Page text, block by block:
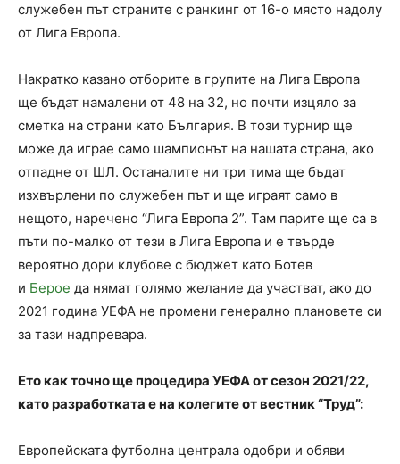
служебен път страните с ранкинг от 16-о място надолу
от Лига Европа.
Накратко казано отборите в групите на Лига Европа
ще бъдат намалени от 48 на 32, но почти изцяло за
сметка на страни като България. В този турнир ще
може да играе само шампионът на нашата страна, ако
отпадне от ШЛ. Останалите ни три тима ще бъдат
изхвърлени по служебен път и ще играят само в
нещото, наречено “Лига Европа 2”. Там парите ще са в
пъти по-малко от тези в Лига Европа и е твърде
вероятно дори клубове с бюджет като Ботев
и Берое да нямат голямо желание да участват, ако до
2021 година УЕФА не промени генерално плановете си
за тази надпревара.
Ето как точно ще процедира УЕФА от сезон 2021/22,
като разработката е на колегите от вестник “Труд”:
Европейската футболна централа одобри и обяви